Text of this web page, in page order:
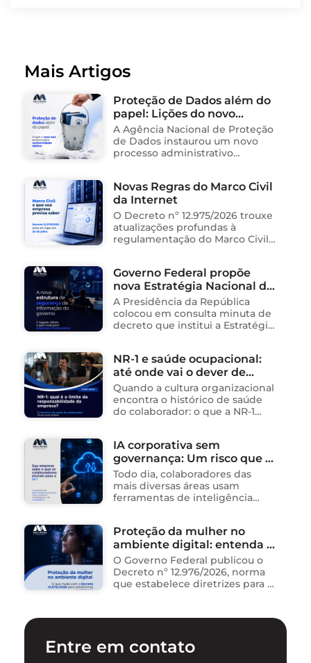
Mais Artigos
Proteção de Dados além do
papel: Lições do novo
processo sancionador da
ANPD
A Agência Nacional de Proteção
de Dados instaurou um novo
processo administrativo
organização social responsável
pela gestão de unidades
públicas de saúde …
Novas Regras do Marco Civil
da Internet
O Decreto nº 12.975/2026 trouxe
atualizações profundas à
regulamentação do Marco Civil
operações de empresas de
tecnologia no Brasil. Para ajudar
na …
Governo Federal propõe
nova Estratégia Nacional de
Segurança da Informação e
cria sistema integrado de
governança para órgãos
A Presidência da República
colocou em consulta minuta de
decreto que institui a Estratégia
Sistema Integrado de
Segurança da Informação
(SISInfo), estabelecendo …
NR-1 e saúde ocupacional:
até onde vai o dever de
cuidado da empresa?
Quando a cultura organizacional
encontra o histórico de saúde
do colaborador: o que a NR-1
um dos ambientes mais
propícios para …
IA corporativa sem
governança: Um risco que já
está acontecendo
Todo dia, colaboradores das
mais diversas áreas usam
ferramentas de inteligência
dados, redigem e-mails, geram
relatórios. O problema não está
na ferramenta. Está …
Proteção da mulher no
ambiente digital: entenda o
novo Decreto nº 12.976/2026
O Governo Federal publicou o
Decreto nº 12.976/2026, norma
que estabelece diretrizes para a
enfrentamento da violência
digital. …
Entre em contato